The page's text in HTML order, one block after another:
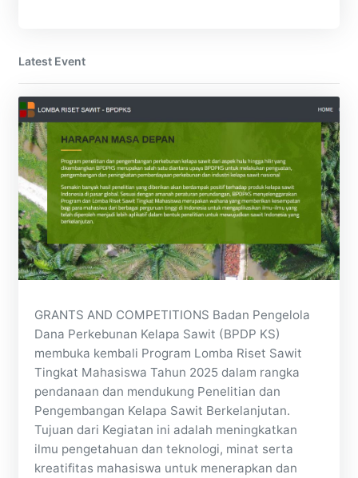
Latest Event
GRANTS AND COMPETITIONS Badan Pengelola
Dana Perkebunan Kelapa Sawit (BPDP KS)
membuka kembali Program Lomba Riset Sawit
Tingkat Mahasiswa Tahun 2025 dalam rangka
pendanaan dan mendukung Penelitian dan
Pengembangan Kelapa Sawit Berkelanjutan.
Tujuan dari Kegiatan ini adalah meningkatkan
ilmu pengetahuan dan teknologi, minat serta
kreatifitas mahasiswa untuk menerapkan dan